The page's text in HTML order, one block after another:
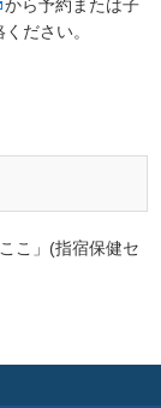
から予約または子
ださい。
こ」(指宿保健セ